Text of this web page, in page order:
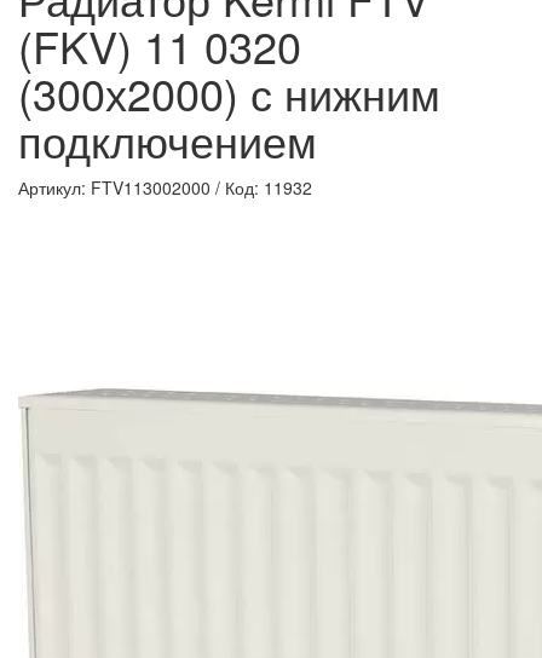
(FKV) 11 0320
(300х2000) с нижним
подключением
Артикул: FTV113002000 / Код: 11932